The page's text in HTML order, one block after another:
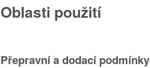
Oblasti použití
Přepravní a dodací podmínky